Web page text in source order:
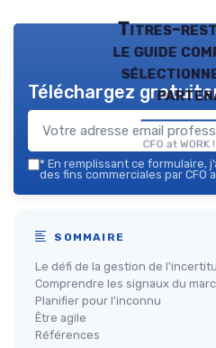
Titres-
le guide
CFO at WORK
Téléchargez
* En remplissant ce formulaire,
des fins commerciales par CFO
SOMMAIRE
Le défi de la gestion de
Comprendre les signaux du
Planifier pour l'inconnu
Être agile
Références